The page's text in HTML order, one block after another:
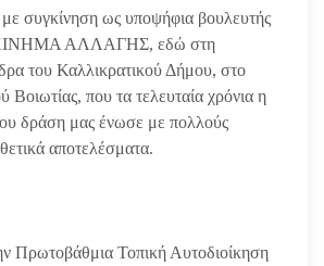
συγκίνηση ως υποψήφια βουλευτής
ΚΙΝΗΜΑ ΑΛΛΑΓΗΣ, εδώ στη
του Καλλικρατικού Δήμου, στο
Βοιωτίας, που τα τελευταία χρόνια η
δράση μας ένωσε με πολλούς
αποτελέσματα.
Πρωτοβάθμια Τοπική Αυτοδιοίκηση